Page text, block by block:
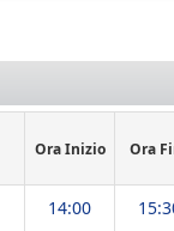
Ora Inizio Ora
14:00